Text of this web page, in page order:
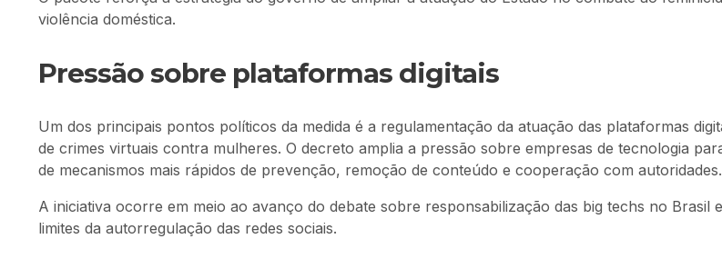
violência doméstica.
Pressão sobre plataformas digitais
Um dos principais pontos políticos da medida é a regulamentação da atuação das plataformas
de crimes virtuais contra mulheres. O decreto amplia a pressão sobre empresas de tecnologia
de mecanismos mais rápidos de prevenção, remoção de conteúdo e cooperação com autoridades.
A iniciativa ocorre em meio ao avanço do debate sobre responsabilização das big techs no Brasil
limites da autorregulação das redes sociais.